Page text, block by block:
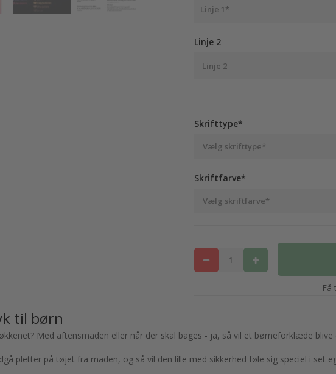
Linje 2
Skrifttype*
Skriftfarve*
Få
til børn
Med aftensmaden eller når der skal bages - ja, så vil et børneforklæde
pletter på tøjet fra maden, og så vil den lille med sikkerhed føle sig speciel i set